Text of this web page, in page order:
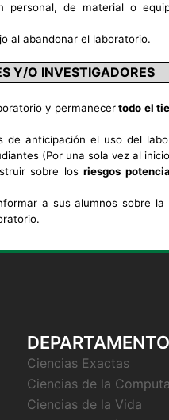
personal, de material o
al abandonar el laboratorio.
Y/O INVESTIGADORES
y permanecertodo el
anticipación el uso del
(Por una sola vez al
sobre losriesgos
a sus alumnos sobre
Ciencias Exactas
Ciencias de la
Ciencias de la Vida